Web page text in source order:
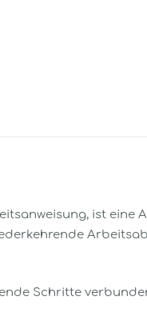
ist eine
Schritte